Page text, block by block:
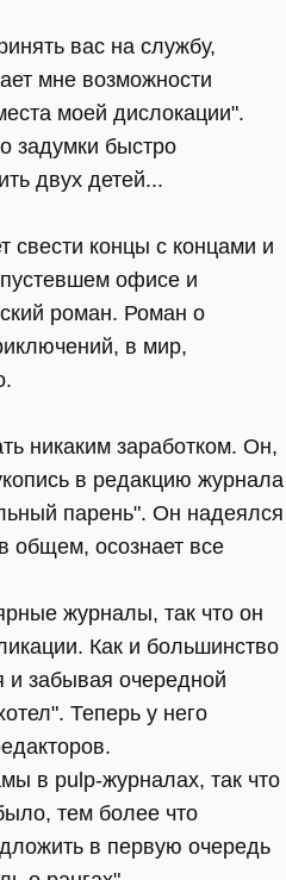
вас на службу,
мне возможности
моей дислокации".
задумки быстро
двух детей...
свести концы с концами и
офисе и
роман. Роман о
в мир,
никаким заработком. Он,
в редакцию журнала
парень". Он надеялся
общем, осознает все
журналы, так что он
Как и большинство
и забывая очередной
Теперь у него
в pulp-журналах, так что
тем более что
в первую очередь